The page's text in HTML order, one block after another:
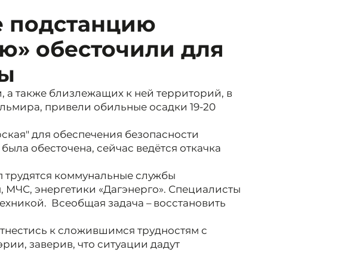
подстанцию
обесточили для
а также близлежащих к ней территорий, в
привели обильные осадки 19-20
для обеспечения безопасности
обесточена, сейчас ведётся откачка
коммунальные службы
энергетики «Дагэнерго». Специалисты
Всеобщая задача – восстановить
к сложившимся трудностям с
заверив, что ситуации дадут